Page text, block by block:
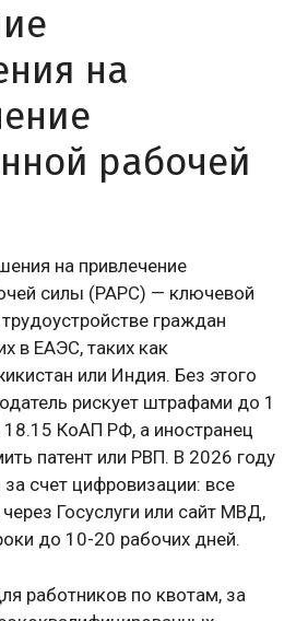
на
рабочей
на привлечение
силы (РАРС) — ключевой
граждан
в ЕАЭС, таких как
или Индия. Без этого
рискует штрафами до 1
18.15 КоАП РФ, а иностранец
патент или РВП. В 2026 году
счет цифровизации: все
Госуслуги или сайт МВД,
до 10-20 рабочих дней.
работников по квотам, за